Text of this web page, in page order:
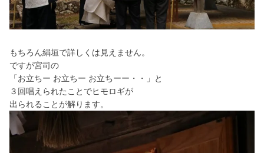
もちろん絹垣で詳しくは見えません。
ですが宮司の
「お立ちー お立ちー お立ちーー・・」と
３回唱えられたことでヒモロギが
出られることが解ります。